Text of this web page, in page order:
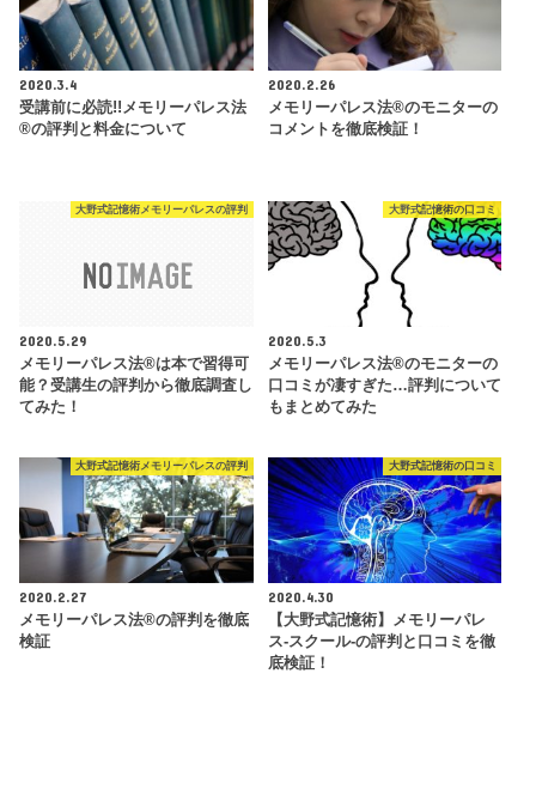
2020.3.4
受講前に必読!!メモリーパレス法
®︎の評判と料金について
2020.2.26
メモリーパレス法®︎のモニターの
コメントを徹底検証！
大野式記憶術メモリーパレスの評判
2020.5.29
メモリーパレス法®︎は本で習得可
能？受講生の評判から徹底調査し
てみた！
大野式記憶術の口コミ
2020.5.3
メモリーパレス法®︎のモニターの
口コミが凄すぎた…評判について
もまとめてみた
大野式記憶術メモリーパレスの評判
2020.2.27
メモリーパレス法®︎の評判を徹底
検証
大野式記憶術の口コミ
2020.4.30
【大野式記憶術】メモリーパレ
ス-スクール-の評判と口コミを徹
底検証！